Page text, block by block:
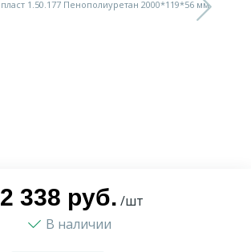
2 338 руб. /шт
В наличии